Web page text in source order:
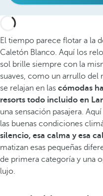
El tiempo parece flotar a la
Caletón Blanco. Aquí los
sol brille siempre con la
suaves, como un arrullo del
se relajan en las cómodas
resorts todo incluido en
una sensación pasajera.
las buenas condiciones
silencio, esa calma y esa
matizan esas pequeñas
de primera categoría y una
lujo.